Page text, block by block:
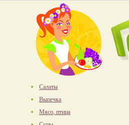
Салаты
Выпечка
Мясо, птица